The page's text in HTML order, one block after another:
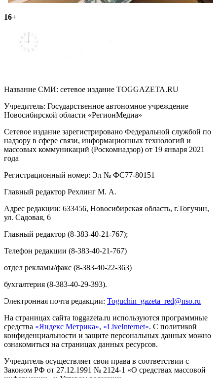
16+
Название СМИ: cетевое издание TOGGAZETA.RU
Учредитель: Государственное автономное учреждение
Новосибирской области «РегионМедиа»
Сетевое издание зарегистрировано Федеральной службой по
надзору в сфере связи, информационных технологий и
массовых коммуникаций (Роскомнадзор) от 19 января 2021
года
Регистрационный номер: Эл № ФС77-80151
Главный редактор Рехлинг М. А.
Адрес редакции: 633456, Новосибирская область, г.Тогучин,
ул. Садовая, 6
Главный редактор (8-383-40-21-767);
Телефон редакции (8-383-40-21-767)
отдел рекламы/факс (8-383-40-22-363)
бухгалтерия (8-383-40-29-393).
Электронная почта редакции: Toguchin gazeta red@nso.ru
На страницах сайта toggazeta.ru используются программные
средства «Яндекс Метрика», «LiveInternet». С политикой
конфиденциальности и защите персональных данных можно
ознакомиться на страницах данных ресурсов.
Учредитель осуществляет свои права в соответствии с
Законом РФ от 27.12.1991 № 2124-1 «О средствах массовой